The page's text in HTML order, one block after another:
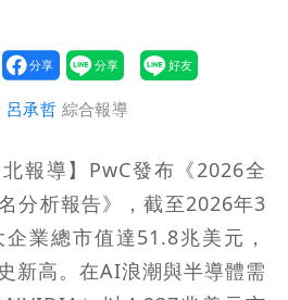
人
苗 慈濟真變「世紀大騙
翻車文笑了
！陳時中一語成讖 王必
出睿智
內幕！欣西亞曬牽手照「2
」
午海警！大雨襲7縣市 明
10.6億！網紅稱慈濟聲明
呂承哲 綜合報導
北報導】PwC發布《2026全
分析報告》，截至2026年3
業總市值達51.8兆美元，
新高。在AI浪潮與半導體需